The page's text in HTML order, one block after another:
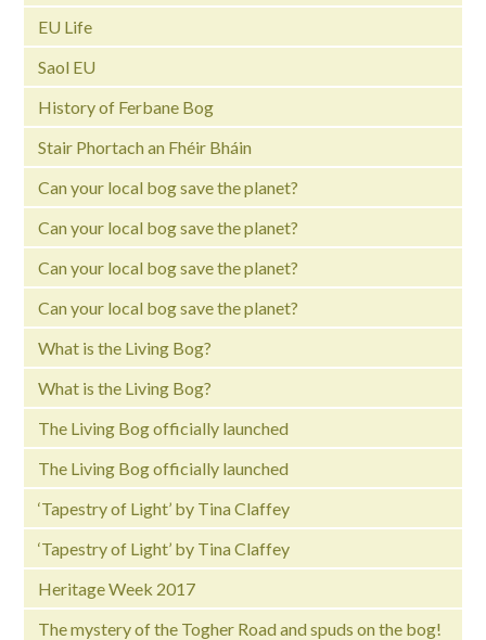
EU Life
Saol EU
History of Ferbane Bog
Stair Phortach an Fhéir Bháin
Can your local bog save the planet?
Can your local bog save the planet?
Can your local bog save the planet?
Can your local bog save the planet?
What is the Living Bog?
What is the Living Bog?
The Living Bog officially launched
The Living Bog officially launched
‘Tapestry of Light’ by Tina Claffey
‘Tapestry of Light’ by Tina Claffey
Heritage Week 2017
The mystery of the Togher Road and spuds on the bog!